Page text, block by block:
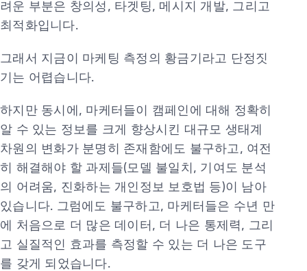
려운 부분은 창의성, 타겟팅, 메시지 개발, 그리고
최적화입니다.
그래서 지금이 마케팅 측정의 황금기라고 단정짓
기는 어렵습니다.
하지만 동시에, 마케터들이 캠페인에 대해 정확히
알 수 있는 정보를 크게 향상시킨 대규모 생태계
차원의 변화가 분명히 존재함에도 불구하고, 여전
히 해결해야 할 과제들(모델 불일치, 기여도 분석
의 어려움, 진화하는 개인정보 보호법 등)이 남아
있습니다. 그럼에도 불구하고, 마케터들은 수년 만
에 처음으로 더 많은 데이터, 더 나은 통제력, 그리
고 실질적인 효과를 측정할 수 있는 더 나은 도구
를 갖게 되었습니다.